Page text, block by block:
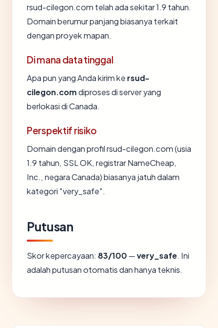
rsud-cilegon.com telah ada sekitar 1.9 tahun.
Domain berumur panjang biasanya terkait
dengan proyek mapan.
Di mana data tinggal
Apa pun yang Anda kirim ke rsud-
cilegon.comdiproses di server yang
berlokasi di Canada.
Perspektif risiko
Domain dengan profil rsud-cilegon.com (usia
1.9 tahun, SSL OK, registrar NameCheap,
Inc., negara Canada) biasanya jatuh dalam
kategori "very_safe".
Putusan
Skor kepercayaan: 83/100 —very_safe. Ini
adalah putusan otomatis dan hanya teknis.